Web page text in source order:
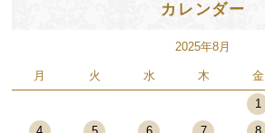
カレンダー
2025年8月
月 火 水 木 金
1